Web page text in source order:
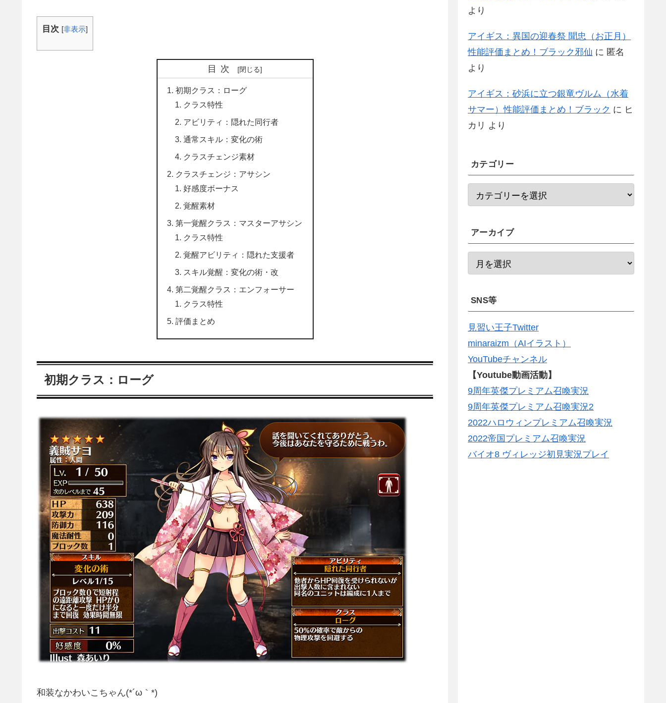
目次 [非表示]
目次
初期クラス：ローグ
クラス特性
アビリティ：隠れた同行者
通常スキル：変化の術
クラスチェンジ素材
クラスチェンジ：アサシン
好感度ボーナス
覚醒素材
第一覚醒クラス：マスターアサシン
クラス特性
覚醒アビリティ：隠れた支援者
スキル覚醒：変化の術・改
第二覚醒クラス：エンフォーサー
クラス特性
評価まとめ
初期クラス：ローグ
和装なかわいこちゃん(*´ω｀*)
より
アイギス：異国の迎春祭 聞忠（お正月）
性能評価まとめ！ブラック邪仙 に 匿名
より
アイギス：砂浜に立つ銀竜ヴルム（水着
サマー）性能評価まとめ！ブラック に ヒ
カリ より
カテゴリー
アーカイブ
SNS等
見習い王子Twitter
minaraizm（AIイラスト）
YouTubeチャンネル
【Youtube動画活動】
9周年英傑プレミアム召喚実況
9周年英傑プレミアム召喚実況2
2022ハロウィンプレミアム召喚実況
2022帝国プレミアム召喚実況
バイオ8 ヴィレッジ初見実況プレイ